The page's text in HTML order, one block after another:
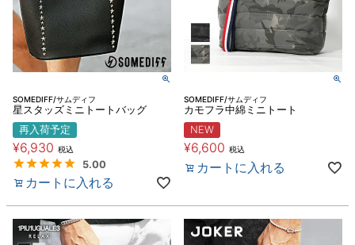
SOMEDIFF/サムディフ
星スタッズミニトートバッグ
再入荷予定
¥6,930 税込
5.00
カートに入れる
SOMEDIFF/サムディフ
カモフラ中綿ミニトート
NEW
¥6,600 税込
カートに入れる